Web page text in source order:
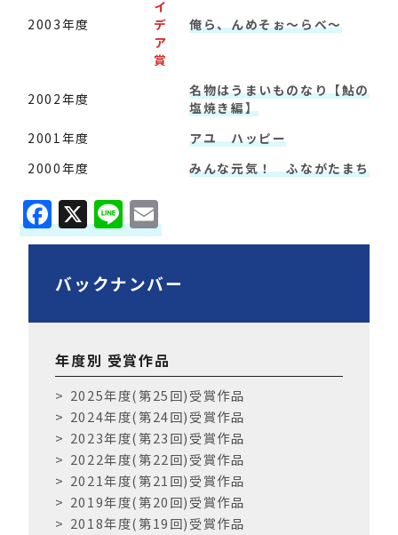
2003年度
イ
デ
ア
賞
俺ら、んめそぉ～らべ～
2002年度
名物はうまいものなり【鮎の
塩焼き編】
2001年度
アユ ハッピー
2000年度
みんな元気！ ふながたまち
F
a
c
e
b
o
o
k
X Li
n
e
E
m
ai
l
バックナンバー
年度別 受賞作品
2025年度(第25回)受賞作品
2024年度(第24回)受賞作品
2023年度(第23回)受賞作品
2022年度(第22回)受賞作品
2021年度(第21回)受賞作品
2019年度(第20回)受賞作品
2018年度(第19回)受賞作品